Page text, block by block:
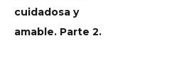
cuidadosa y
amable. Parte 2.